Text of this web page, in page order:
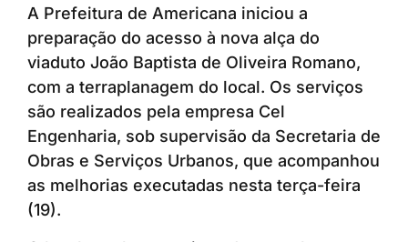
A Prefeitura de Americana iniciou a
preparação do acesso à nova alça do
viaduto João Baptista de Oliveira Romano,
com a terraplanagem do local. Os serviços
são realizados pela empresa Cel
Engenharia, sob supervisão da Secretaria de
Obras e Serviços Urbanos, que acompanhou
as melhorias executadas nesta terça-feira
(19).